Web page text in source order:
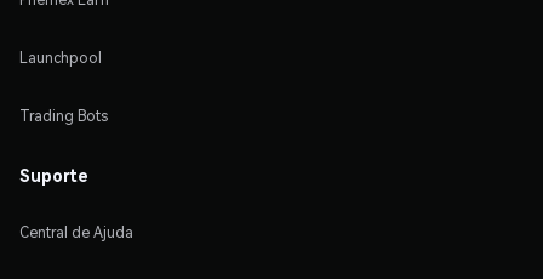
Launchpool
Trading Bots
Suporte
Central de Ajuda